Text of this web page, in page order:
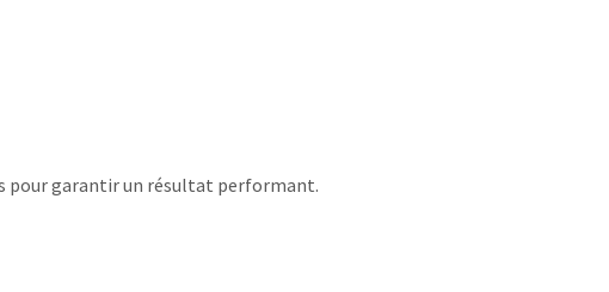
pour garantir un résultat performant.